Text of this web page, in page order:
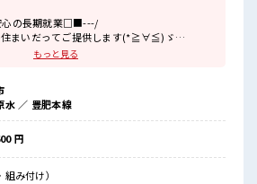
の長期就業□■---/
まいだってご提供します(*≧∀≦)ゞ
安心！
60万円相当
アコンなどは備え付け
カー持ち込みOK
交通費も規定支給！
社員食堂が利用可♪
もっと見る
水 ／ 豊肥本線
円
み付け）